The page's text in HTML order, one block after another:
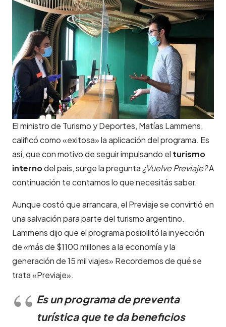
El ministro de Turismo y Deportes, Matías Lammens,
calificó como «exitosa» la aplicación del programa. Es
así, que con motivo de seguir impulsando el turismo
internodel país, surge la pregunta ¿Vuelve Previaje?A
continuación te contamos lo que necesitás saber.
Aunque costó que arrancara, el Previaje se convirtió en
una salvación para parte del turismo argentino.
Lammens dijo que el programa posibilitó la inyección
de «más de $1100 millones a la economía y la
generación de 15 mil viajes» Recordemos de qué se
trata «Previaje».
Es un programa de preventa
turística que te da beneficios